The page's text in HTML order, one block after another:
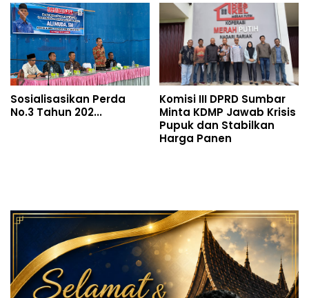
Sosialisasikan Perda
No.3 Tahun 202...
Komisi III DPRD Sumbar
Minta KDMP Jawab Krisis
Pupuk dan Stabilkan
Harga Panen